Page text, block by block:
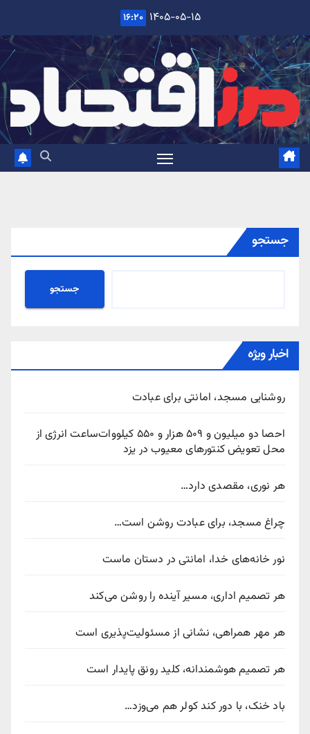
content
۱۴۰۵-۰۵-۱۵ ۱۶:۲۰
جستجو
جستجو
اخبار ویژه
روشنایی مسجد، امانتی برای عبادت
احصا دو میلیون و ۵۰۹ هزار و ۵۵۰ کیلووات‌ساعت انرژی از
محل تعویض کنتورهای معیوب در یزد
هر نوری، مقصدی دارد…
چراغ مسجد، برای عبادت روشن است…
نور خانه‌های خدا، امانتی در دستان ماست
هر تصمیم اداری، مسیر آینده را روشن می‌کند
هر مهر همراهی، نشانی از مسئولیت‌پذیری است
هر تصمیم هوشمندانه، کلید رونق پایدار است
باد خنک، با دور کند کولر هم می‌وزد…